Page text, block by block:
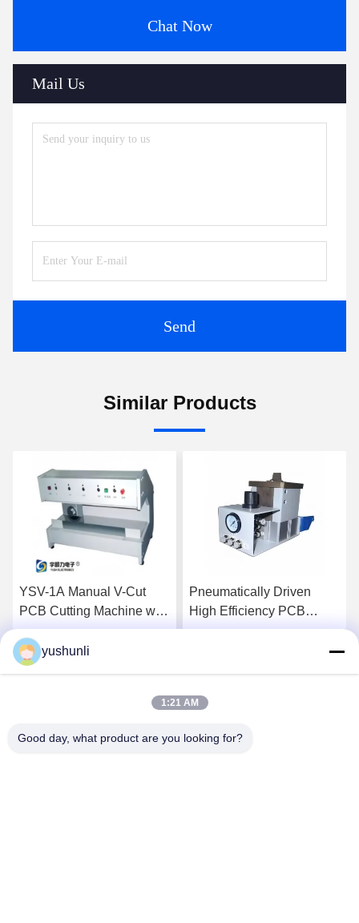
Chat Now
Mail Us
Send
Similar Products
YSV-1A Manual V-Cut
PCB Cutting Machine with
Adjustable Speed and
Stainless Steel Platform
for Precision Depaneling
Pneumatically Driven
High Efficiency PCB
Depanelizer with
yushunli
1:21 AM
Good day, what product are you looking for?